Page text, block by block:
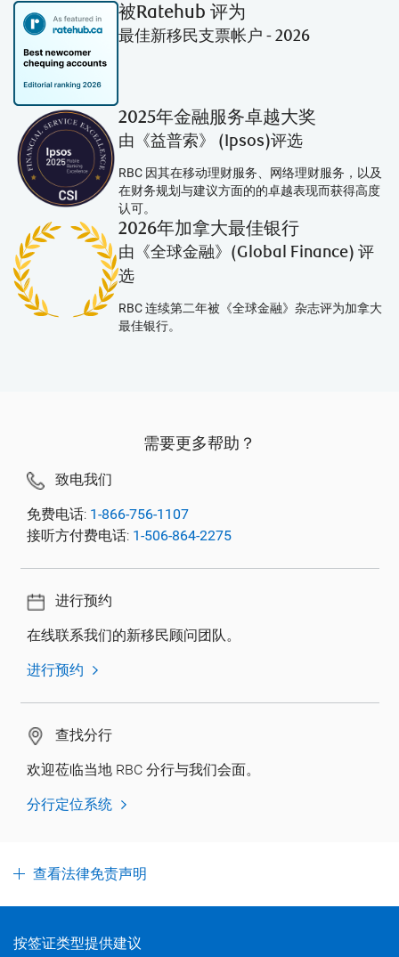
被Ratehub 评为
最佳新移民支票帐户 - 2026
2025年金融服务卓越大奖
由《益普索》 (Ipsos)评选
RBC 因其在移动理财服务、网络理财服务，以及
在财务规划与建议方面的的卓越表现而获得高度
认可。
2026年加拿大最佳银行
由《全球金融》(Global Finance) 评
选
RBC 连续第二年被《全球金融》杂志评为加拿大
最佳银行。
需要更多帮助？
致电我们
免费电话: 1-866-756-1107
接听方付费电话: 1-506-864-2275
进行预约
在线联系我们的新移民顾问团队。
进行预约
查找分行
欢迎莅临当地 RBC 分行与我们会面。
分行定位系统
查看法律免责声明
按签证类型提供建议